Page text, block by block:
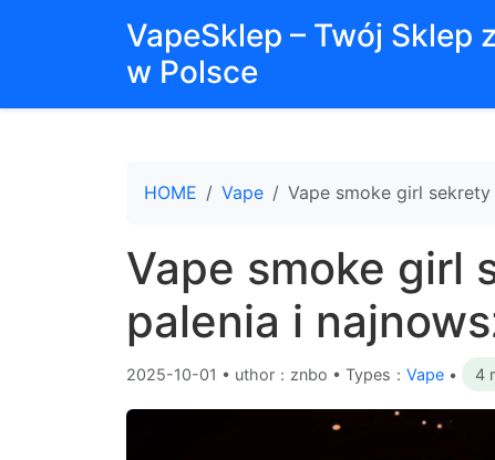
VapeSklep – Twój Sklep
w Polsce
HOME Vape Vape smoke girl
Vape smoke girl
palenia i
2025-10-01 • uthor：znbo • Types： Vape • 4